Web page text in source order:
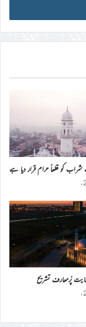
کو قطعاً حرام قرار دیا ہے
پُرمعارف تشریح